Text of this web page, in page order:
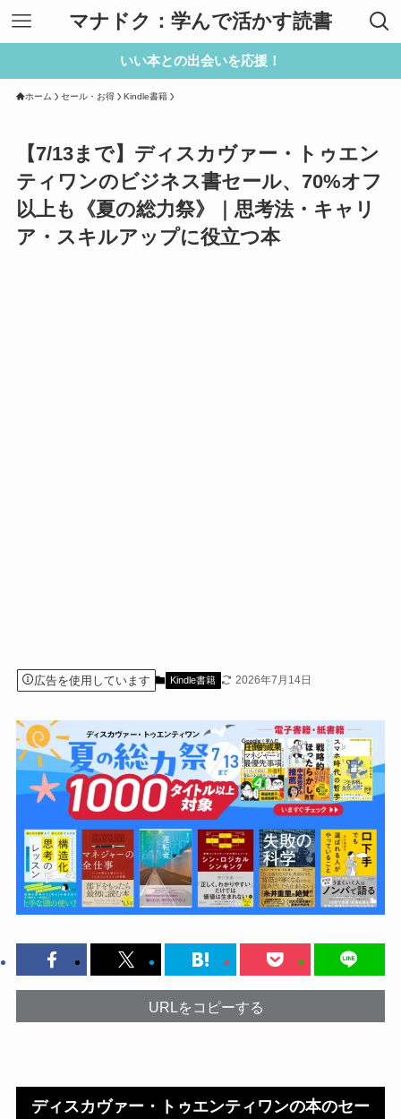
マナドク：学んで活かす読書
いい本との出会いを応援！
ホーム セール・お得 Kindle書籍
【7/13まで】ディスカヴァー・トゥエン
ティワンのビジネス書セール、70%オフ
以上も《夏の総力祭》｜思考法・キャリ
ア・スキルアップに役立つ本
広告を使用しています Kindle書籍 2026年7月14日
URLをコピーする
ディスカヴァー・トゥエンティワンの本のセー